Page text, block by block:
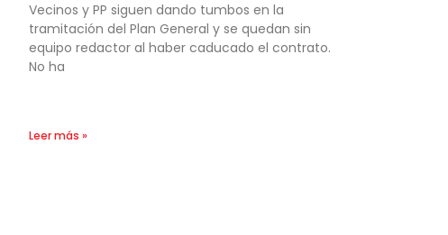
Vecinos y PP siguen dando tumbos en la
tramitación del Plan General y se quedan sin
equipo redactor al haber caducado el contrato.
No ha
Leer más »